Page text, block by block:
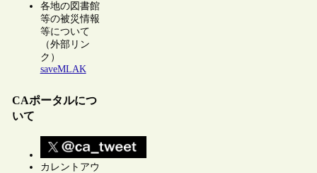
各地の図書館
等の被災情報
等について
（外部リン
ク）
saveMLAK
CAポータルにつ
いて
カレントアウ